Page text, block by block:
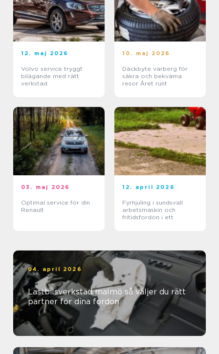
12. maj 2026
Volvo service tryggt
bilägande med rätt
verkstad
10. maj 2026
Däckbyte varberg för
säkra och bekväma
resor Året runt
03. maj 2026
Optimal service för din
Renault
12. april 2026
Fyrhjuling i sundsvall
arbetsmaskin och
fritidsfordon i ett
04. april 2026
Lastbilsverkstad malmö så väljer du rätt
partner för dina fordon